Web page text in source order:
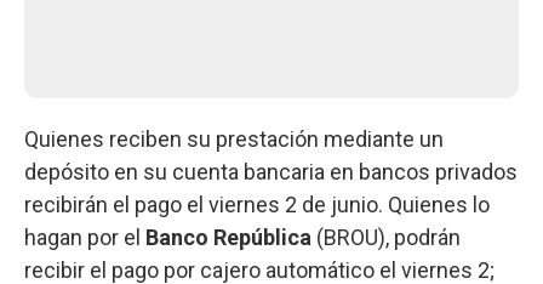
Quienes reciben su prestación mediante un
depósito en su cuenta bancaria en bancos privados
recibirán el pago el viernes 2 de junio. Quienes lo
hagan por el Banco República (BROU), podrán
recibir el pago por cajero automático el viernes 2;